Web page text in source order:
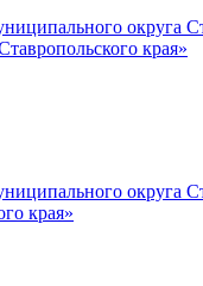
округа
края»
округа
края»